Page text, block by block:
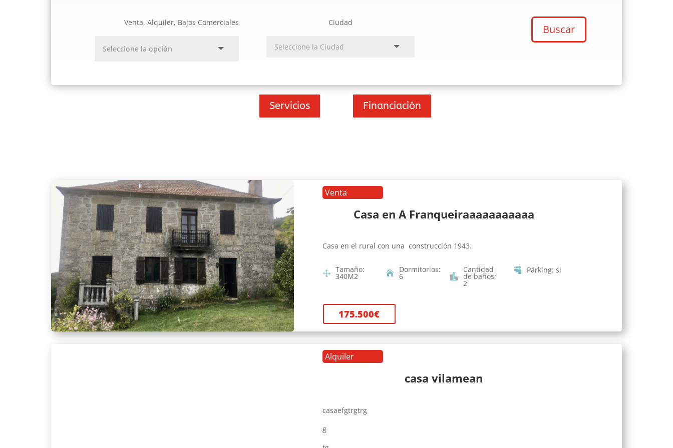
Venta, Alquiler, Bajos Comerciales Ciudad
Buscar
Servicios Financiación
Venta
Casa en A Franqueiraaaaaaaaaaa
Casa en el rural con una construcción 1943.
Tamaño:
340M2
Dormitorios:
6
Cantidad
de baños:
2
Párking:si
175.500€
Alquiler
casa vilamean
casaefgtrgtrg
g